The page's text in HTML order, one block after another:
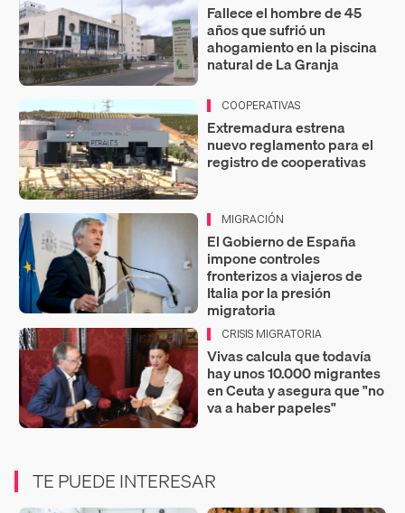
Fallece el hombre de 45
años que sufrió un
ahogamiento en la piscina
natural de La Granja
COOPERATIVAS
Extremadura estrena
nuevo reglamento para el
registro de cooperativas
MIGRACIÓN
El Gobierno de España
impone controles
fronterizos a viajeros de
Italia por la presión
migratoria
CRISIS MIGRATORIA
Vivas calcula que todavía
hay unos 10.000 migrantes
en Ceuta y asegura que "no
va a haber papeles"
TE PUEDE INTERESAR